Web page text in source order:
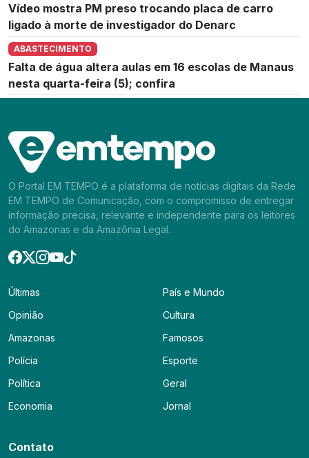
Vídeo mostra PM preso trocando placa de carro
ligado à morte de investigador do Denarc
ABASTECIMENTO
Falta de água altera aulas em 16 escolas de Manaus
nesta quarta-feira (5); confira
O Portal EM TEMPO é a plataforma de notícias digitais da Rede
EM TEMPO de Comunicação, com o compromisso de entregar
informação precisa, relevante e independente para os leitores
do Amazonas e da Amazônia Legal.
Últimas
Opinião
Amazonas
Polícia
Política
Economia
País e Mundo
Cultura
Famosos
Esporte
Geral
Jornal
Contato